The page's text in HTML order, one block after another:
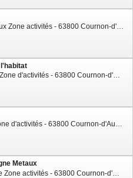
1 rue Hector Guimard Zone d'activités - 63800 Cournon-d'Auvergne
2 avenue d'Aubiere Zone d'activités - 63800 Cournon-d'Auvergne
Metaux
136 Avenue de la Gare Zone activités - 63800 Cournon-d'Auvergne